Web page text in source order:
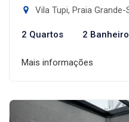
Vila Tupi, Praia Grande-
2 Quartos 2
Mais informações